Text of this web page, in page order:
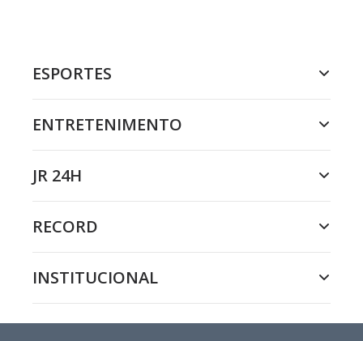
ESPORTES
ENTRETENIMENTO
JR 24H
RECORD
INSTITUCIONAL